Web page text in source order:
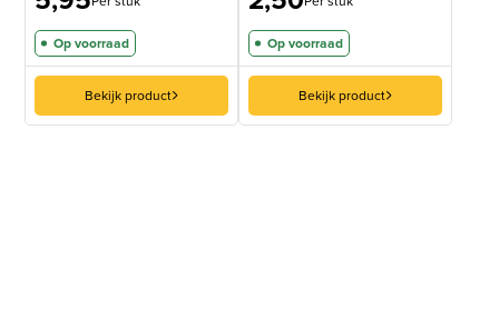
Op voorraad
Bekijk product
Op voorraad
Bekijk product